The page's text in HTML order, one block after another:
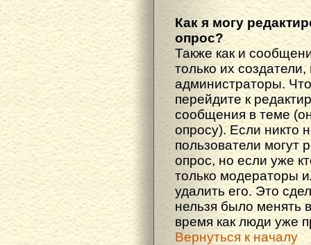
Как я могу
опрос?
Также как и
только их
администраторы.
перейдите к
сообщения в теме
опросу). Если никто
пользователи могут
опрос, но если уже
только модераторы
удалить его. Это
нельзя было менять
время как люди уже
Вернуться к началу